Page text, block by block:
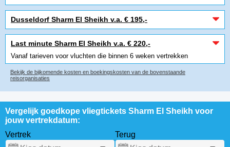
Dusseldorf Sharm El Sheikh v.a. € 195,-
Last minute Sharm El Sheikh v.a. € 220,-
Vanaf tarieven voor vluchten die binnen 6 weken vertrekken
Bekijk de bijkomende kosten en boekingskosten van de bovenstaande
reisorganisaties
Vergelijk goedkope vliegtickets Sharm El Sheikh voor
jouw vertrekdatum:
Vertrek
Terug